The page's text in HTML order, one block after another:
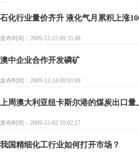
石化行业量价齐升 液化气月累积上涨
发布时间：2009-12-15 09:35:48
澳中企业合作开发磷矿
发布时间：2009-12-14 09:03:09
上周澳大利亚纽卡斯尔港的煤炭出口量
发布时间：2009-12-02 10:02:27
我国精细化工行业如何打开市场？